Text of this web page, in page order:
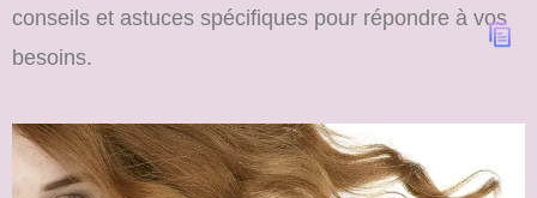
conseils et astuces spécifiques pour répondre à vos
besoins.